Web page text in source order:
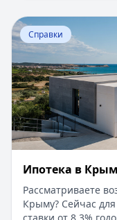
Перейти к статье:
Справки
Ипотека в
Рассматриваете
Крыму? Сейчас